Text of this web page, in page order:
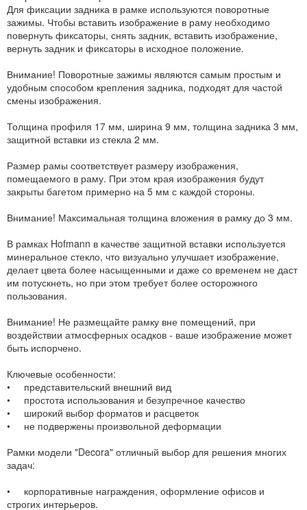
Для фиксации задника в рамке используются поворотные
зажимы. Чтобы вставить изображение в раму необходимо
повернуть фиксаторы, снять задник, вставить изображение,
вернуть задник и фиксаторы в исходное положение.
Внимание! Поворотные зажимы являются самым простым и
удобным способом крепления задника, подходят для частой
смены изображения.
Толщина профиля 17 мм, ширина 9 мм, толщина задника 3 мм,
защитной вставки из стекла 2 мм.
Размер рамы соответствует размеру изображения,
помещаемого в раму. При этом края изображения будут
закрыты багетом примерно на 5 мм с каждой стороны.
Внимание! Максимальная толщина вложения в рамку до 3 мм.
В рамках Hofmann в качестве защитной вставки используется
минеральное стекло, что визуально улучшает изображение,
делает цвета более насыщенными и даже со временем не даст
им потускнеть, но при этом требует более осторожного
пользования.
Внимание! Не размещайте рамку вне помещений, при
воздействии атмосферных осадков - ваше изображение может
быть испорчено.
Ключевые особенности:
• представительский внешний вид
• простота использования и безупречное качество
• широкий выбор форматов и расцветок
• не подвержены произвольной деформации
Рамки модели "Decora" отличный выбор для решения многих
задач:
• корпоративные награждения, оформление офисов и
строгих интерьеров.